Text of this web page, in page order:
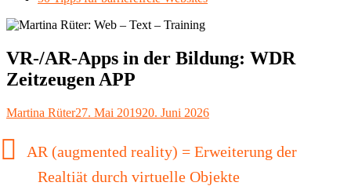
VR-/AR-Apps in der Bildung: WDR
Zeitzeugen APP
Autor
Martina RüterVeröffentlicht
27. Mai 201920. Juni 2026
AR (augmented reality) = Erweiterung der
Realtiät durch virtuelle Objekte